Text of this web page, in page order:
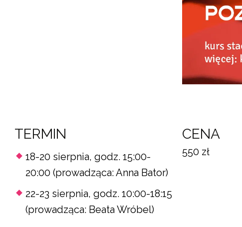
TERMIN
18-20 sierpnia, godz. 15:00-
20:00 (prowadząca: Anna Bator)
22-23 sierpnia, godz. 10:00-18:15
(prowadząca: Beata Wróbel)
CENA
550 zł